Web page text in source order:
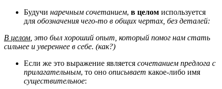
Будучи наречным сочетанием, в целом используется
для обозначения чего-то в общих чертах, без деталей:
В целом , это был хороший опыт, который помог нам стать
сильнее и увереннее в себе. (как?)
Если же это выражение является сочетанием предлога с
прилагательным, то оно описывает какое-либо имя
существительное: